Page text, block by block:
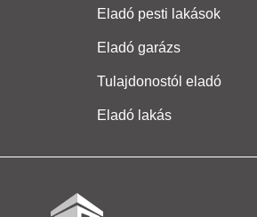
Eladó pesti lakások
Eladó garázs
Tulajdonostól eladó
Eladó lakás